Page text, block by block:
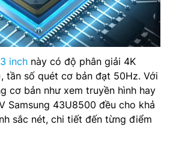
inch này có độ phân giải 4K
tần số quét cơ bản đạt 50Hz. Với
cơ bản như xem truyền hình hay
Samsung 43U8500 đều cho khả
sắc nét, chi tiết đến từng điểm